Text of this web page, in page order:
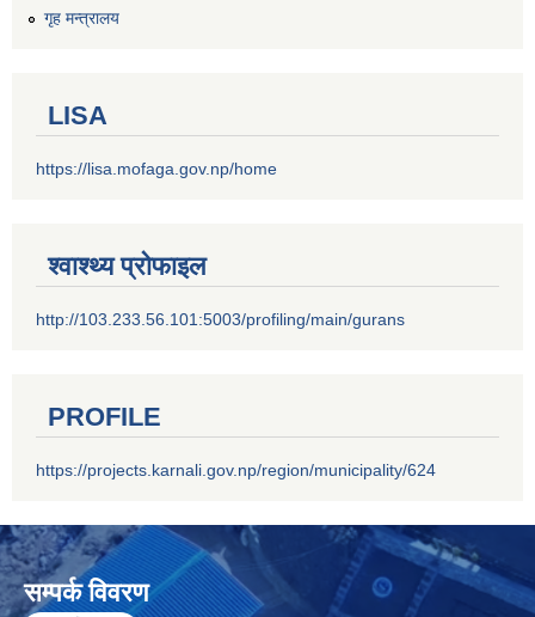
गृह मन्त्रालय
LISA
https://lisa.mofaga.gov.np/home
श्वाश्थ्य प्रोफाइल
http://103.233.56.101:5003/profiling/main/gurans
PROFILE
https://projects.karnali.gov.np/region/municipality/624
सम्पर्क विवरण